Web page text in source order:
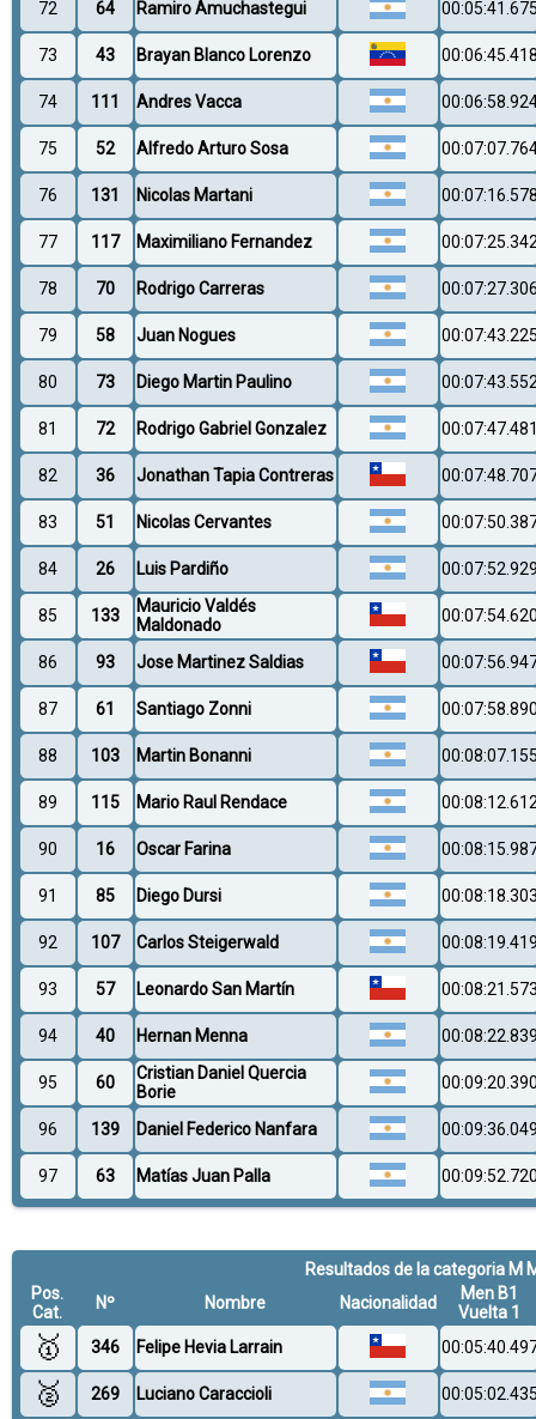
72 64 Ramiro Amuchastegui
73 43 Brayan Blanco Lorenzo
74 111 Andres Vacca
75 52 Alfredo Arturo Sosa
76 131 Nicolas Martani
77 117 Maximiliano Fernandez
78 70 Rodrigo Carreras
79 58 Juan Nogues
80 73 Diego Martin Paulino
81 72 Rodrigo Gabriel Gonzalez
82 36 Jonathan Tapia Contreras
83 51 Nicolas Cervantes
84 26 Luis Pardiño
85 133
Mauricio Valdés
Maldonado
86 93 Jose Martinez Saldias
87 61 Santiago Zonni
88 103 Martin Bonanni
89 115 Mario Raul Rendace
90 16 Oscar Farina
91 85 Diego Dursi
92 107 Carlos Steigerwald
93 57 Leonardo San Martín
94 40 Hernan Menna
95 60
Cristian Daniel Quercia
Borie
96 139 Daniel Federico Nanfara
97 63 Matías Juan Palla
Resultados de la categoria M
Pos.
Cat.
Nº Nombre Nacionalidad
Men B1
Vuelta 1
🥇 346 Felipe Hevia Larrain
🥈 269 Luciano Caraccioli